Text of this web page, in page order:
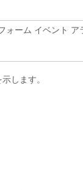
ォーム イベント ア
します。